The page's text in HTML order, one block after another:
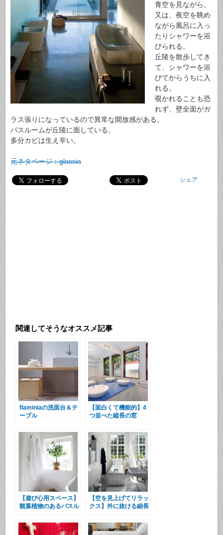
青空を見ながら、
又は、夜空を眺め
ながら風呂に入っ
たりシャワーを浴
びられる。
丘陵を散歩してき
て、シャワーを浴
びてからうちに入
れる。
覗かれることも恐
れず、壁全面がガ
ラス張りになっているので異常な開放感がある。
バスルームが丘陵に面している。
多分カビは生え辛い。
元ネタページ：glassia
シェア
関連してそうなオススメ記事
flaminiaの洗面台＆テ
ーブル
【面白くて機能的】4
つ並べた縦長の窓
【遊び心用スペース】
観葉植物のあるバスル
【空を見上げてリラッ
クス】外に抜ける細長